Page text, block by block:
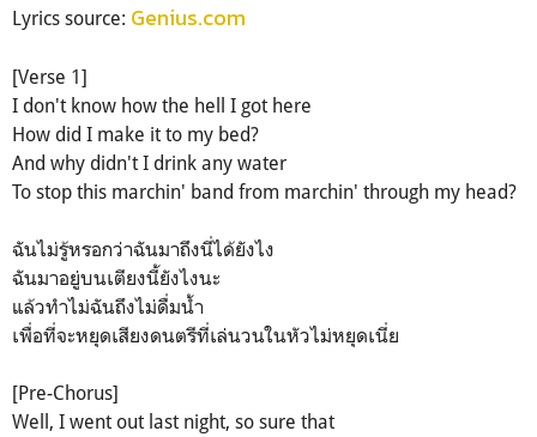
Lyrics source: Genius.com
[Verse 1]
I don't know how the hell I got here
How did I make it to my bed?
And why didn't I drink any water
To stop this marchin' band from marchin' through my head?
ฉันไม่รู้หรอกว่าฉันมาถึงนี่ได้ยังไง
ฉันมาอยู่บนเตียงนี้ยังไงนะ
แล้วทำไม่ฉันถึงไม่ดื่มน้ำ
เพื่อที่จะหยุดเสียงดนตรีที่เล่นวนในหัวไม่หยุดเนี่ย
[Pre-Chorus]
Well, I went out last night, so sure that